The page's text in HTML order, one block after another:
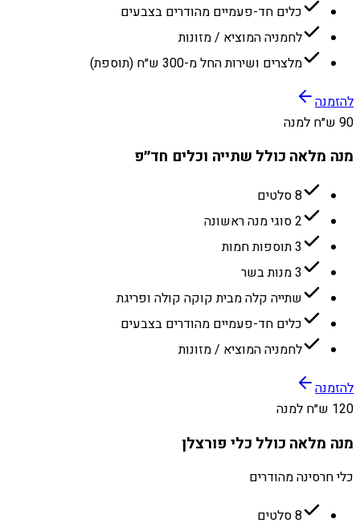
כלים חד-פעמיים מהודרים בצבעים
לחמניה המוציא / מזונות
מלצרים ושירות החל מ-300 ש״ח (תוספת)
להזמנה
90 ש״ח למנה
מנה מלאה כולל שתייה וכלים חד״פ
8 סלטים
2 סוגי מנה ראשונה
3 תוספות חמות
3 מנות בשר
שתייה קלה מבית קוקה קולה ופריגת
כלים חד-פעמיים מהודרים בצבעים
לחמניה המוציא / מזונות
להזמנה
120 ש״ח למנה
מנה מלאה כולל כלי פורצלן
כלי חרסינה מהודרים
8 סלטים